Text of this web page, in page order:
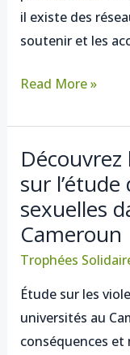
il existe des
soutenir et les
Read More »
sur l’étude
sexuelles
Cameroun
Trophées
Étude sur les
universités au
conséquences et
Découvrez
les
projets
en
cours
l’étude
des
violences